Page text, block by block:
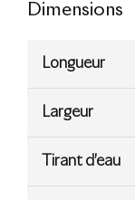
Dimensions
Longueur
Largeur
Tirant d’eau